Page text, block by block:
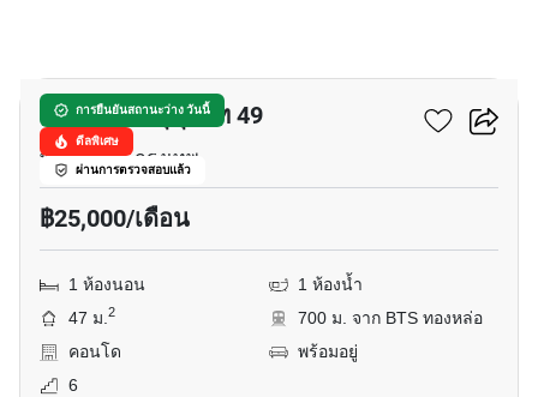
การยืนยันสถานะว่าง วันนี้
ดีลพิเศษ
ผ่านการตรวจสอบแล้ว
เดอะ เครส สุขุมวิท 49
พร้อมพงษ์, กรุงเทพ
฿25,000/เดือน
1 ห้องนอน
1 ห้องน้ำ
47 ม.2
700 ม. จาก BTS ทองหล่อ
คอนโด
พร้อมอยู่
6